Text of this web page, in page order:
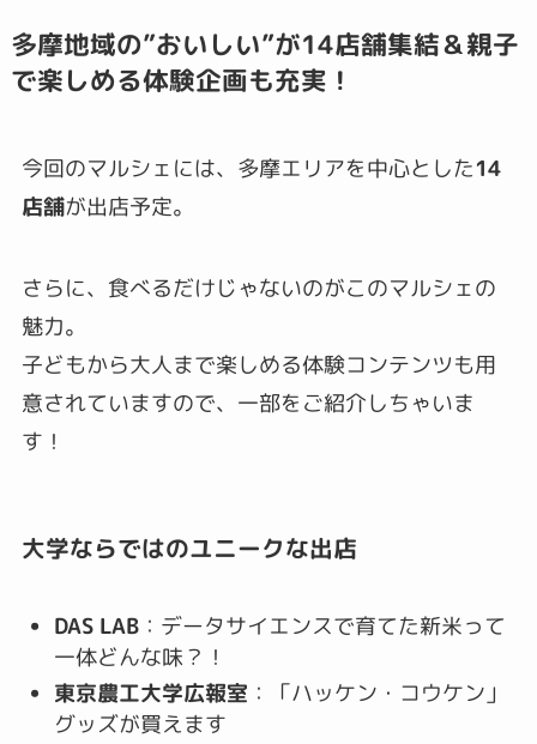
多摩地域の”おいしい”が14店舗集結＆親子
で楽しめる体験企画も充実！
今回のマルシェには、多摩エリアを中心とした14
店舗が出店予定。
さらに、食べるだけじゃないのがこのマルシェの
魅力。
子どもから大人まで楽しめる体験コンテンツも用
意されていますので、一部をご紹介しちゃいま
す！
大学ならではのユニークな出店
DAS LAB：データサイエンスで育てた新米って
一体どんな味？！
東京農工大学広報室 ：「ハッケン・コウケン」
グッズが買えます